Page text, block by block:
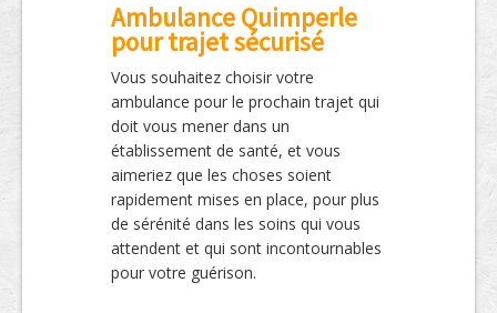
Ambulance Quimperle
pour trajet sécurisé
Vous souhaitez choisir votre
ambulance pour le prochain trajet qui
doit vous mener dans un
établissement de santé, et vous
aimeriez que les choses soient
rapidement mises en place, pour plus
de sérénité dans les soins qui vous
attendent et qui sont incontournables
pour votre guérison.